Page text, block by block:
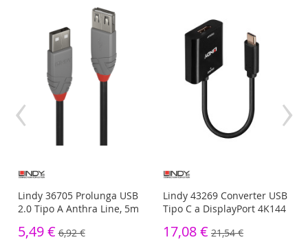
Lindy 36705 Prolunga USB
2.0 Tipo A Anthra Line, 5m
5,49 € 6,92 €
Lindy 43269 Converter USB
Tipo C a DisplayPort 4K144
17,08 € 21,54 €
‹ ›